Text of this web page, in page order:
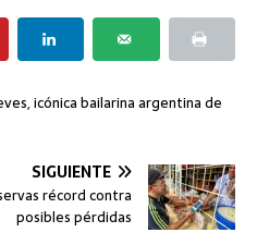
icónica bailarina argentina de
SIGUIENTE
récord contra
posibles pérdidas